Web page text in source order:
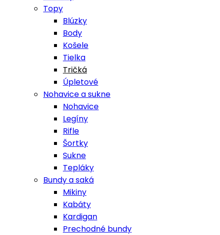
Topy
Blúzky
Body
Košele
Tielka
Tričká
Úpletové
Nohavice a sukne
Nohavice
Legíny
Rifle
Šortky
Sukne
Tepláky
Bundy a saká
Mikiny
Kabáty
Kardigan
Prechodné bundy